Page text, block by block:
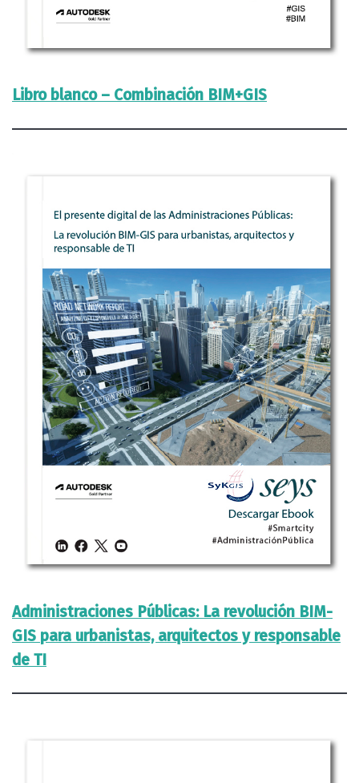
Libro blanco – Combinación BIM+GIS
Administraciones Públicas: La revolución BIM-
GIS para urbanistas, arquitectos y responsable
de TI